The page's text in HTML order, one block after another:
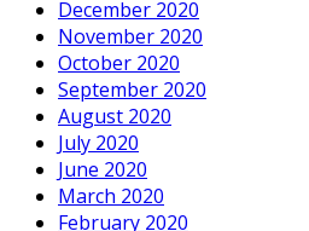
December 2020
November 2020
October 2020
September 2020
August 2020
July 2020
June 2020
March 2020
February 2020